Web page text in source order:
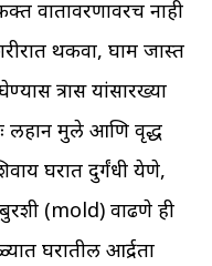
वातावरणावरच नाही
थकवा, घाम जास्त
त्रास यांसारख्या
लहान मुले आणि वृद्ध
घरात दुर्गंधी येणे,
(mold) वाढणे ही
घरातील आर्द्रता